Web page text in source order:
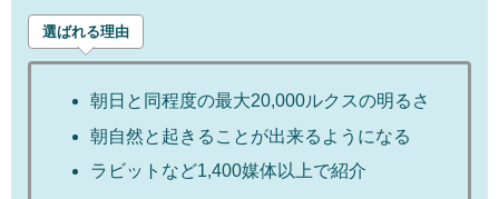
選ばれる理由
朝日と同程度の最大20,000ルクスの明るさ
朝自然と起きることが出来るようになる
ラビットなど1,400媒体以上で紹介